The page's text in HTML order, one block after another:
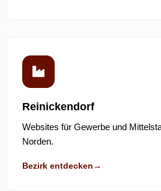
Reinickendorf
Websites für Gewerbe und
Norden.
Bezirk entdecken→